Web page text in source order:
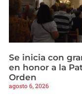
Se inicia con
en honor a la
Orden
agosto 6, 2026